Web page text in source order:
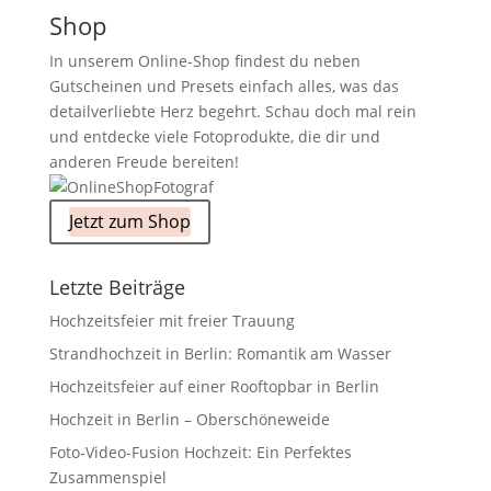
Shop
In unserem Online-Shop findest du neben
Gutscheinen und Presets einfach alles, was das
detailverliebte Herz begehrt. Schau doch mal rein
und entdecke viele Fotoprodukte, die dir und
anderen Freude bereiten!
Jetzt zum Shop
Letzte Beiträge
Hochzeitsfeier mit freier Trauung
Strandhochzeit in Berlin: Romantik am Wasser
Hochzeitsfeier auf einer Rooftopbar in Berlin
Hochzeit in Berlin – Oberschöneweide
Foto-Video-Fusion Hochzeit: Ein Perfektes
Zusammenspiel